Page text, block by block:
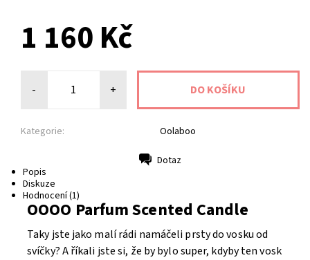
1 160 Kč
- +
Kategorie: Oolaboo
Tisk
Dotaz
Popis
Diskuze
Hodnocení (1)
OOOO Parfum Scented Candle
Taky jste jako malí rádi namáčeli prsty do vosku od
svíčky? A říkali jste si, že by bylo super, kdyby ten vosk